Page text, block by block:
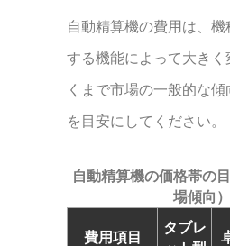
自動精算機の費用は、
する機能によって大き
くまで市場の一般的な
を目安にしてください。
自動精算機の価格帯の
場傾向）
費用項目
タブレ